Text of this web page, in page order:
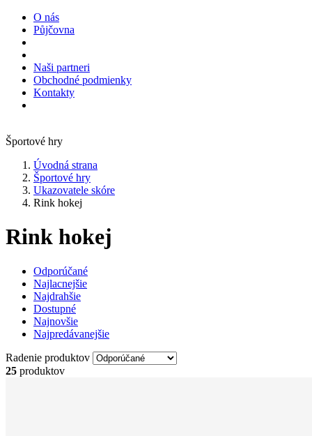
O nás
Půjčovna
Naši partneri
Obchodné podmienky
Kontakty
Športové hry
Úvodná strana
Športové hry
Ukazovatele skóre
Rink hokej
Rink hokej
Odporúčané
Najlacnejšie
Najdrahšie
Dostupné
Najnovšie
Najpredávanejšie
Radenie produktov
25 produktov